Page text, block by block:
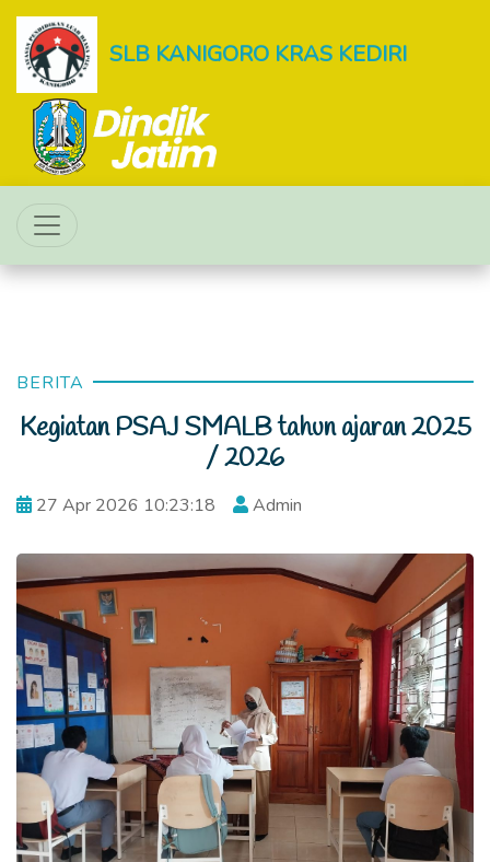
SLB KANIGORO KRAS KEDIRI
BERITA
Kegiatan PSAJ SMALB tahun ajaran 2025
/ 2026
27 Apr 2026 10:23:18 Admin